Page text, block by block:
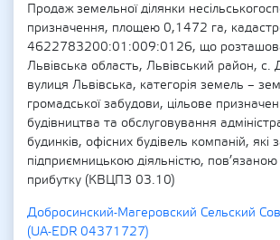
Продаж земельної ділянки
призначення, площею 0,1472 га,
4622783200:01:009:0126, що
Львівська область, Львівський район, с.
вулиця Львівська, категорія земель –
громадської забудови, цільове
будівництва та обслуговування
будинків, офісних будівель компаній, які
підприємницькою діяльністю,
прибутку (КВЦПЗ 03.10)
Добросинский-Магеровский Сельский
(UA-EDR 04371727)